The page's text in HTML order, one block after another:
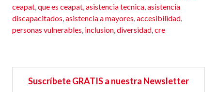
ceapat que es ceapat asistencia tecnica asistencia
discapacitados asistencia a mayores accesibilidad
personas vulnerables inclusion diversidad cre
Suscríbete GRATIS a nuestra Newsletter